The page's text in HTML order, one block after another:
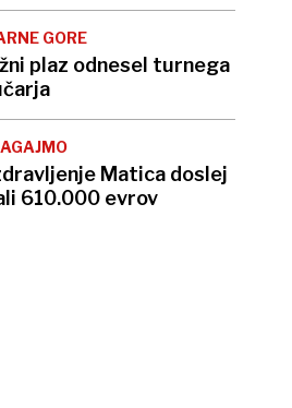
GORE
plaz odnesel turnega
Matica doslej
610.000 evrov